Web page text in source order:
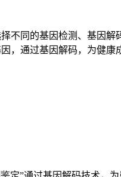
不同的基因检测、基因
，通过基因解码，为健康